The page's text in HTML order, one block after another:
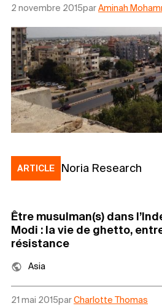
2 novembre 2015parAminah
ARTICLE Noria Research
Être musulman(s) dans
Modi : la vie de ghetto,
résistance
Asia
21 mai 2015parCharlotte Thomas